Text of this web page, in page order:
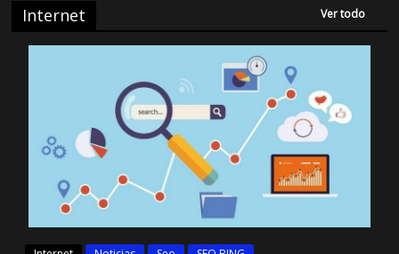
Internet Ver todo